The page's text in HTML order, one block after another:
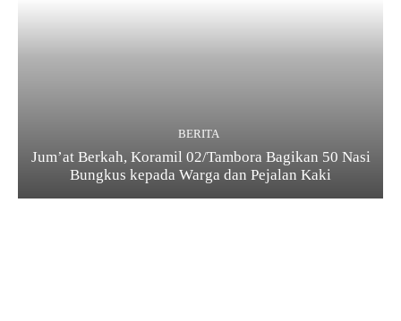
BERITA
Jum’at Berkah, Koramil 02/Tambora Bagikan 50 Nasi
Bungkus kepada Warga dan Pejalan Kaki